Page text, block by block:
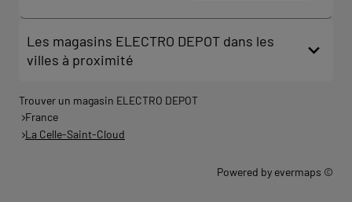
Les magasins ELECTRO DEPOT dans les
villes à proximité
Trouver un magasin ELECTRO DEPOT
France
La Celle-Saint-Cloud
Powered by evermaps ©